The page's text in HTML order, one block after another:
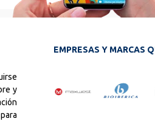
y
EMPRESAS Y MARCAS